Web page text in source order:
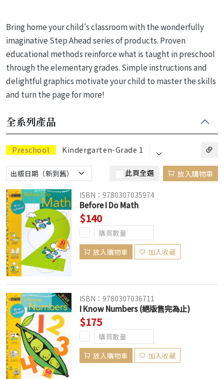
Bring home your child's classroom with the wonderfully
imaginative Step Ahead series of products. Proven
educational methods reinforce what is taught in preschool
through the elementary grades. Simple instructions and
delightful graphics motivate your child to master the skills
and turn the page for more!
全系列產品
Preschool Kindergarten-Grade 1 ⌵
此頁全選 放入購物車
ISBN：9780307035974
Before I Do Math
$140
放入購物車 加入收藏
ISBN：9780307036711
I Know Numbers (絕版售完為止)
$175
放入購物車 加入收藏